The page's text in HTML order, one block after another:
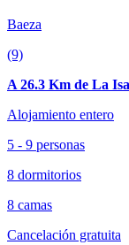
Baeza
(9)
A 26.3 Km de La
Alojamiento entero
5 - 9 personas
8 dormitorios
8 camas
Cancelación gratuita